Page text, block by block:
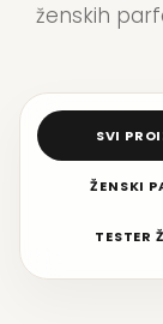
ženskih
SVI
ŽENSKI
TESTER